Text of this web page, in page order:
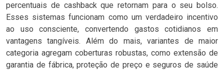
percentuais de cashback que retornam para o seu bolso.
Esses sistemas funcionam como um verdadeiro incentivo
ao uso consciente, convertendo gastos cotidianos em
vantagens tangíveis. Além do mais, variantes de maior
categoria agregam coberturas robustas, como extensão de
garantia de fábrica, proteção de preço e seguros de saúde